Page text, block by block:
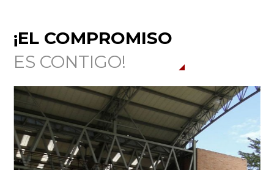
¡EL COMPROMISO
ES CONTIGO!